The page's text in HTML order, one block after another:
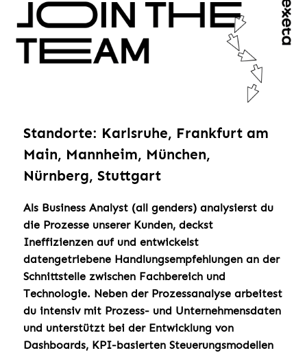
Standorte: Karlsruhe, Frankfurt am
Main, Mannheim, München,
Nürnberg, Stuttgart
Als Business Analyst (all genders) analysierst du
die Prozesse unserer Kunden, deckst
Ineffizienzen auf und entwickelst
datengetriebene Handlungsempfehlungen an der
Schnittstelle zwischen Fachbereich und
Technologie. Neben der Prozessanalyse arbeitest
du intensiv mit Prozess- und Unternehmensdaten
und unterstützt bei der Entwicklung von
Dashboards, KPI-basierten Steuerungsmodellen